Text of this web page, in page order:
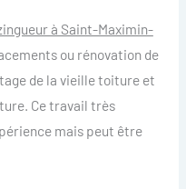
à Saint-Maximin-
ou rénovation de
de la vieille toiture et
Ce travail très
mais peut être